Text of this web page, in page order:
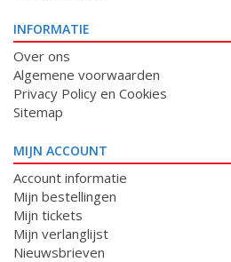
INFORMATIE
Over ons
Algemene voorwaarden
Privacy Policy en Cookies
Sitemap
MIJN ACCOUNT
Account informatie
Mijn bestellingen
Mijn tickets
Mijn verlanglijst
Nieuwsbrieven